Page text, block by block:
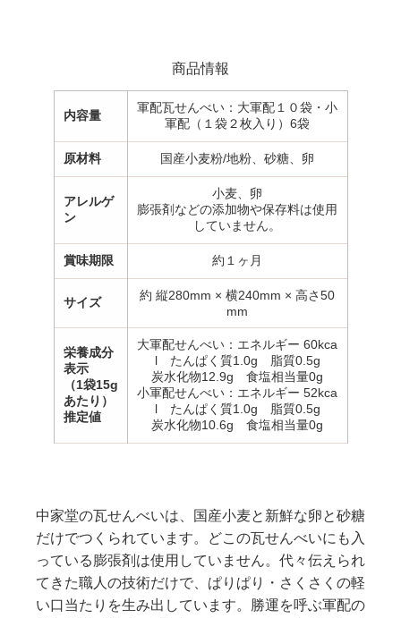
商品情報
内容量
軍配瓦せんべい：大軍配１０袋・小
軍配（１袋２枚入り）6袋
原材料 国産小麦粉/地粉、砂糖、卵
アレルゲ
ン
小麦、卵
膨張剤などの添加物や保存料は使用
していません。
賞味期限 約１ヶ月
サイズ
約 縦280mm × 横240mm × 高さ50
mm
栄養成分
表示
（1袋15g
あたり）
推定値
大軍配せんべい：エネルギー 60kca
l たんぱく質1.0g 脂質0.5g
炭水化物12.9g 食塩相当量0g
小軍配せんべい：エネルギー 52kca
l たんぱく質1.0g 脂質0.5g
炭水化物10.6g 食塩相当量0g
中家堂の瓦せんべいは、国産小麦と新鮮な卵と砂糖
だけでつくられています。どこの瓦せんべいにも入
っている膨張剤は使用していません。代々伝えられ
てきた職人の技術だけで、ぱりぱり・さくさくの軽
い口当たりを生み出しています。勝運を呼ぶ軍配の